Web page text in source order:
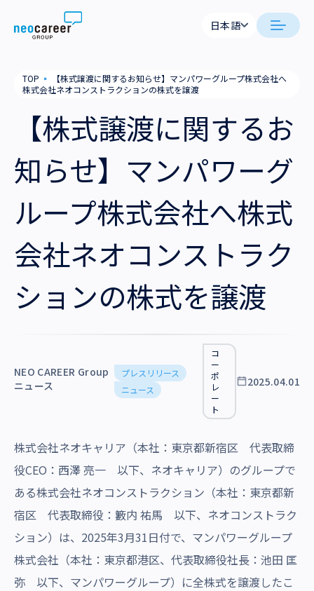
Skip to content
日本語
neocareer について
私たちの考え方
就労支援
業務支援
会社概要
役員一覧
拠点一覧
グループ会社
採用情報
日本語
TOP ▪
【株式譲渡に関するお知らせ】マンパワーグループ株式会社へ
株式会社ネオコンストラクションの株式を譲渡
【株式譲渡に関するお
知らせ】マンパワーグ
ループ株式会社へ株式
会社ネオコンストラク
ションの株式を譲渡
NEO CAREER Group
ニュース
プレスリリース
ニュース
コ
ー
ポ
レ
ー
ト
2025.04.01
株式会社ネオキャリア（本社：東京都新宿区 代表取締
役CEO：西澤 亮一 以下、ネオキャリア）のグループで
ある株式会社ネオコンストラクション（本社：東京都新
宿区 代表取締役：籔内 祐馬 以下、ネオコンストラク
ション）は、2025年3月31日付で、マンパワーグループ
株式会社（本社：東京都港区、代表取締役社長：池田 匡
弥 以下、マンパワーグループ）に全株式を譲渡したこ